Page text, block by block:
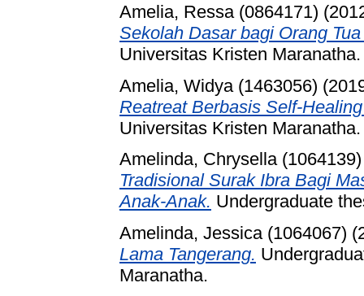
Amelia, Ressa (0864171)
Sekolah Dasar bagi Orang
Universitas Kristen Maranatha.
Amelia, Widya (1463056)
Reatreat Berbasis Self-
Universitas Kristen Maranatha.
Amelinda, Chrysella (1064139)
Tradisional Surak Ibra Bagi
Anak-Anak. Undergraduate
Amelinda, Jessica (1064067)
Lama Tangerang.
Maranatha.